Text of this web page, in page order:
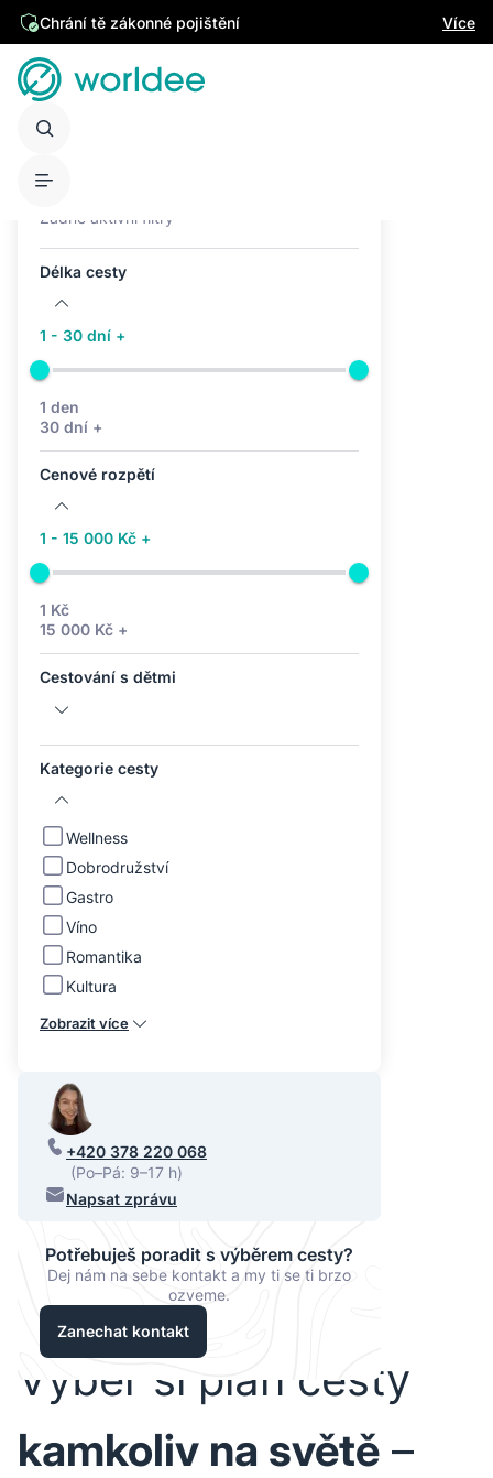
Chrání tě zákonné pojištění Více
Žádné aktivní filtry
Délka cesty
1 - 30 dní +
1 den
30 dní +
Cenové rozpětí
1 - 15 000 Kč +
1 Kč
15 000 Kč +
Cestování s dětmi
Kategorie cesty
Wellness
Dobrodružství
Gastro
Víno
Romantika
Kultura
Zobrazit více
+420 378 220 068
(Po–Pá: 9–17 h)
Napsat zprávu
Potřebuješ poradit s výběrem cesty?
Dej nám na sebe kontakt a my ti se ti brzo
ozveme.
Zanechat kontakt
Vyber si plán cesty
kamkoliv na světě –